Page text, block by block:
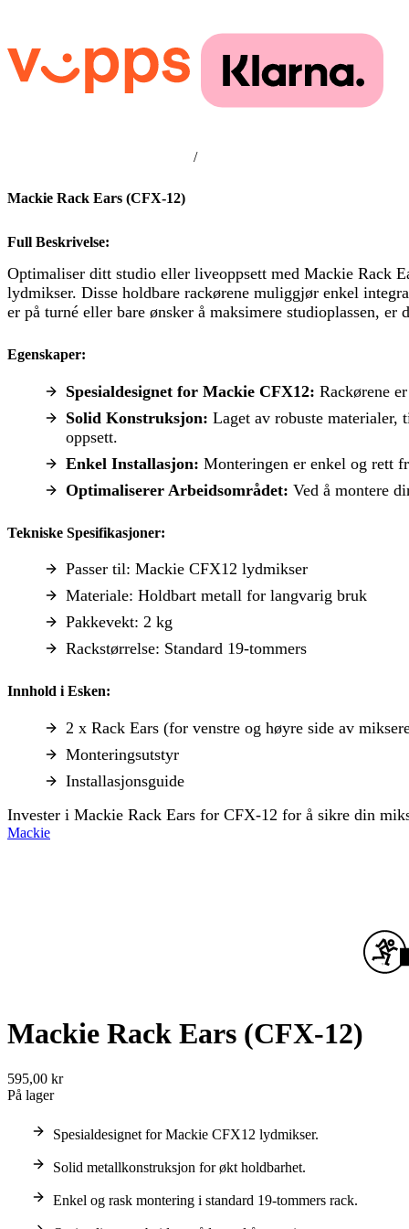
/
Mackie Rack Ears (CFX-12)
Full Beskrivelse:
Optimaliser ditt studio eller liveoppsett med Mackie Rack
lydmikser. Disse holdbare rackørene muliggjør enkel
er på turné eller bare ønsker å maksimere studioplassen,
Egenskaper:
Spesialdesignet for Mackie CFX12: Rackørene
Solid Konstruksjon: Laget av robuste materialer,
oppsett.
Enkel Installasjon: Monteringen er enkel og rett
Optimaliserer Arbeidsområdet: Ved å montere
Tekniske Spesifikasjoner:
Passer til: Mackie CFX12 lydmikser
Materiale: Holdbart metall for langvarig bruk
Pakkevekt: 2 kg
Rackstørrelse: Standard 19-tommers
Innhold i Esken:
2 x Rack Ears (for venstre og høyre side av
Monteringsutstyr
Installasjonsguide
Invester i Mackie Rack Ears for CFX-12 for å sikre din
Mackie
Mackie Rack Ears (CFX-12)
595,00 kr
På lager
Spesialdesignet for Mackie CFX12 lydmikser.
Solid metallkonstruksjon for økt holdbarhet.
Enkel og rask montering i standard 19-tommers rack.